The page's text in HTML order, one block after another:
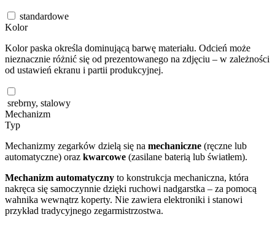
standardowe
Kolor
Kolor paska określa dominującą barwę materiału. Odcień może
nieznacznie różnić się od prezentowanego na zdjęciu – w zależności
od ustawień ekranu i partii produkcyjnej.
srebrny, stalowy
Mechanizm
Typ
Mechanizmy zegarków dzielą się na mechaniczne (ręczne lub
automatyczne) oraz kwarcowe (zasilane baterią lub światłem).
Mechanizm automatyczny to konstrukcja mechaniczna, która
nakręca się samoczynnie dzięki ruchowi nadgarstka – za pomocą
wahnika wewnątrz koperty. Nie zawiera elektroniki i stanowi
przykład tradycyjnego zegarmistrzostwa.